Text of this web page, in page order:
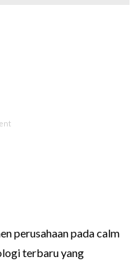
perusahaan pada calm
terbaru yang